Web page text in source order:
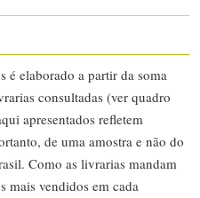
é elaborado a partir da soma
consultadas (ver quadro
apresentados refletem
de uma amostra e não do
Como as livrarias mandam
mais vendidos em cada